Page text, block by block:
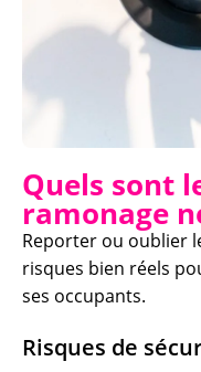
Quels sont
ramonage
Reporter ou oublier
risques bien réels
ses occupants.
Risques de